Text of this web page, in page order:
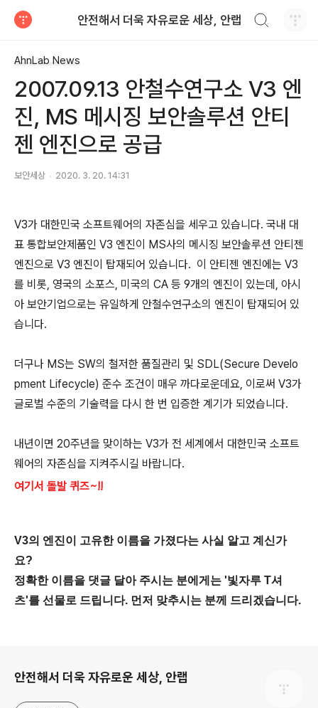
안전해서 더욱 자유로운 세상, 안랩
AhnLab News
2007.09.13 안철수연구소 V3 엔
진, MS 메시징 보안솔루션 안티
젠 엔진으로 공급
보안세상 2020. 3. 20. 14:31
V3가 대한민국 소프트웨어의 자존심을 세우고 있습니다. 국내 대
표 통합보안제품인 V3 엔진이 MS사의 메시징 보안솔루션 안티젠
엔진으로 V3 엔진이 탑재되어 있습니다. 이 안티젠 엔진에는 V3
를 비롯, 영국의 소포스, 미국의 CA 등 9개의 엔진이 있는데, 아시
아 보안기업으로는 유일하게 안철수연구소의 엔진이 탑재되어 있
습니다.
더구나 MS는 SW의 철저한 품질관리 및 SDL(Secure Develo
pment Lifecycle) 준수 조건이 매우 까다로운데요, 이로써 V3가
글로벌 수준의 기술력을 다시 한 번 입증한 계기가 되었습니다.
내년이면 20주년을 맞이하는 V3가 전 세계에서 대한민국 소프트
웨어의 자존심을 지켜주시길 바랍니다.
여기서 돌발 퀴즈~!!
V3의 엔진이 고유한 이름을 가졌다는 사실 알고 계신가
요?
정확한 이름을 댓글 달아 주시는 분에게는 '빛자루 T셔
츠'를 선물로 드립니다. 먼저 맞추시는 분께 드리겠습니다.
안전해서 더욱 자유로운 세상, 안랩